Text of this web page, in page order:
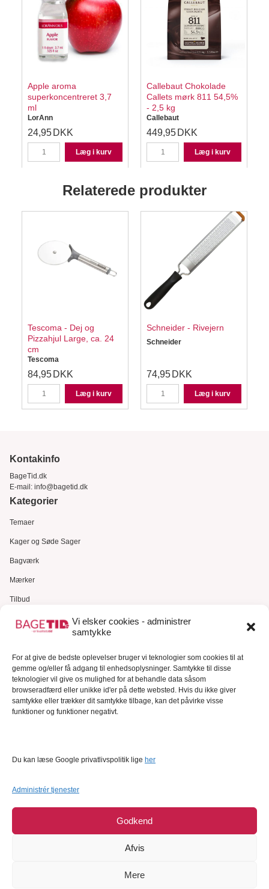
Vi elsker cookies - administrer
samtykke
For at give de bedste oplevelser bruger vi teknologier som cookies til at
gemme og/eller få adgang til enhedsoplysninger. Samtykke til disse
teknologier vil give os mulighed for at behandle data såsom
browseradfærd eller unikke id'er på dette websted. Hvis du ikke giver
samtykke eller trækker dit samtykke tilbage, kan det påvirke visse
funktioner og funktioner negativt.
Du kan læse Google privatlivspolitik lige her
Administrér tjenester
Godkend
Afvis
Mere
Apple aroma
superkoncentreret 3,7
ml
LorAnn
24,95 DKK
Læg i kurv
Callebaut Chokolade
Callets mørk 811 54,5%
- 2,5 kg
Callebaut
449,95 DKK
Læg i kurv
Relaterede produkter
Tescoma - Dej og
Pizzahjul Large, ca. 24
cm
Tescoma
84,95 DKK
Læg i kurv
Schneider - Rivejern
Schneider
74,95 DKK
Læg i kurv
Kontakinfo
BageTid.dk
E-mail: info@bagetid.dk
Kategorier
Temaer
Kager og Søde Sager
Bagværk
Mærker
Tilbud
Gavekort
Kundeservice
Kundeservice
FAQ – Ofte stillede spørgsmål
Om Bagetid.dk
Se Fødevarestyrelsens smiley-rapporter